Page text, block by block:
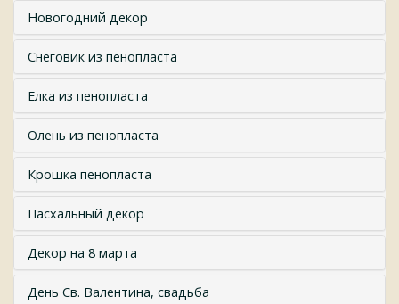
Новогодний декор
Снеговик из пенопласта
Елка из пенопласта
Олень из пенопласта
Крошка пенопласта
Пасхальный декор
Декор на 8 марта
День Св. Валентина, свадьба